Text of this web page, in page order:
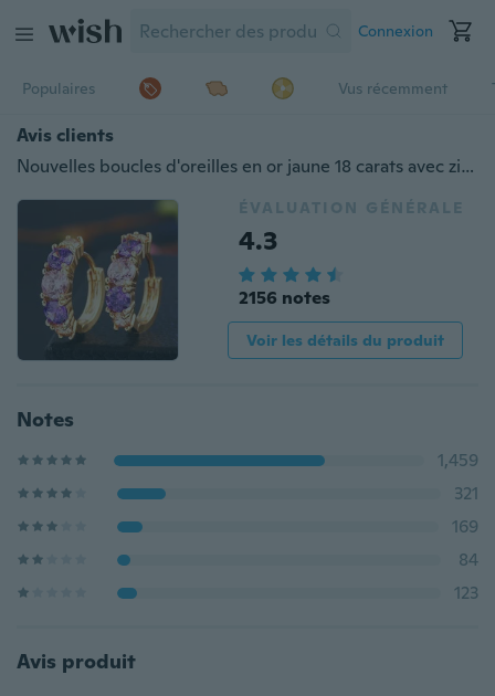
Connexion
Populaires Vus récemment
Avis clients
Nouvelles boucles d'oreilles en or jaune 18 carats avec zircon multicolore
ÉVALUATION GÉNÉRALE
4.3
2156 notes
Voir les détails du produit
Notes
1,459
321
169
84
123
Avis produit